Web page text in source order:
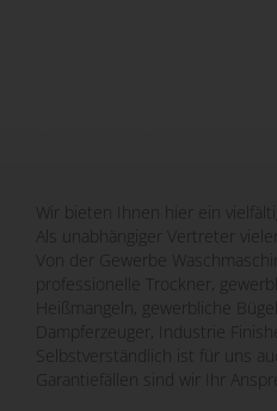
Wir bieten Ihnen hier ein
Als unabhängiger Vertreter
Von der Gewerbe
professionelle Trockner,
Heißmangeln, gewerbliche
Dampferzeuger, Industrie
Selbstverständlich ist für uns
Garantiefällen sind wir Ihr